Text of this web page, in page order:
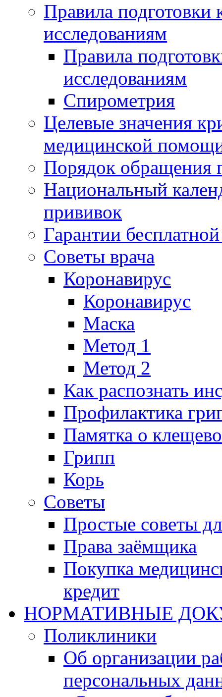
Правила подготовки
исследованиям
Правила
исследованиям
Спирометрия
Целевые значения
медицинской
Порядок обращения
Национальный
прививок
Гарантии
Советы врача
Коронавирус
Коронавирус
Маска
Метод 1
Метод 2
Как распознать
Профилактика
Памятка о
Грипп
Корь
Советы
Простые советы
Права заёмщика
Покупка
кредит
НОРМАТИВНЫЕ
Поликлиники
Об организации
персональных